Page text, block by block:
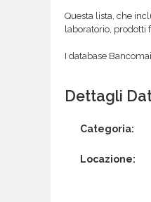
Questa lista, che
laboratorio,
I database
Dettagli
Categoria:
Locazione: